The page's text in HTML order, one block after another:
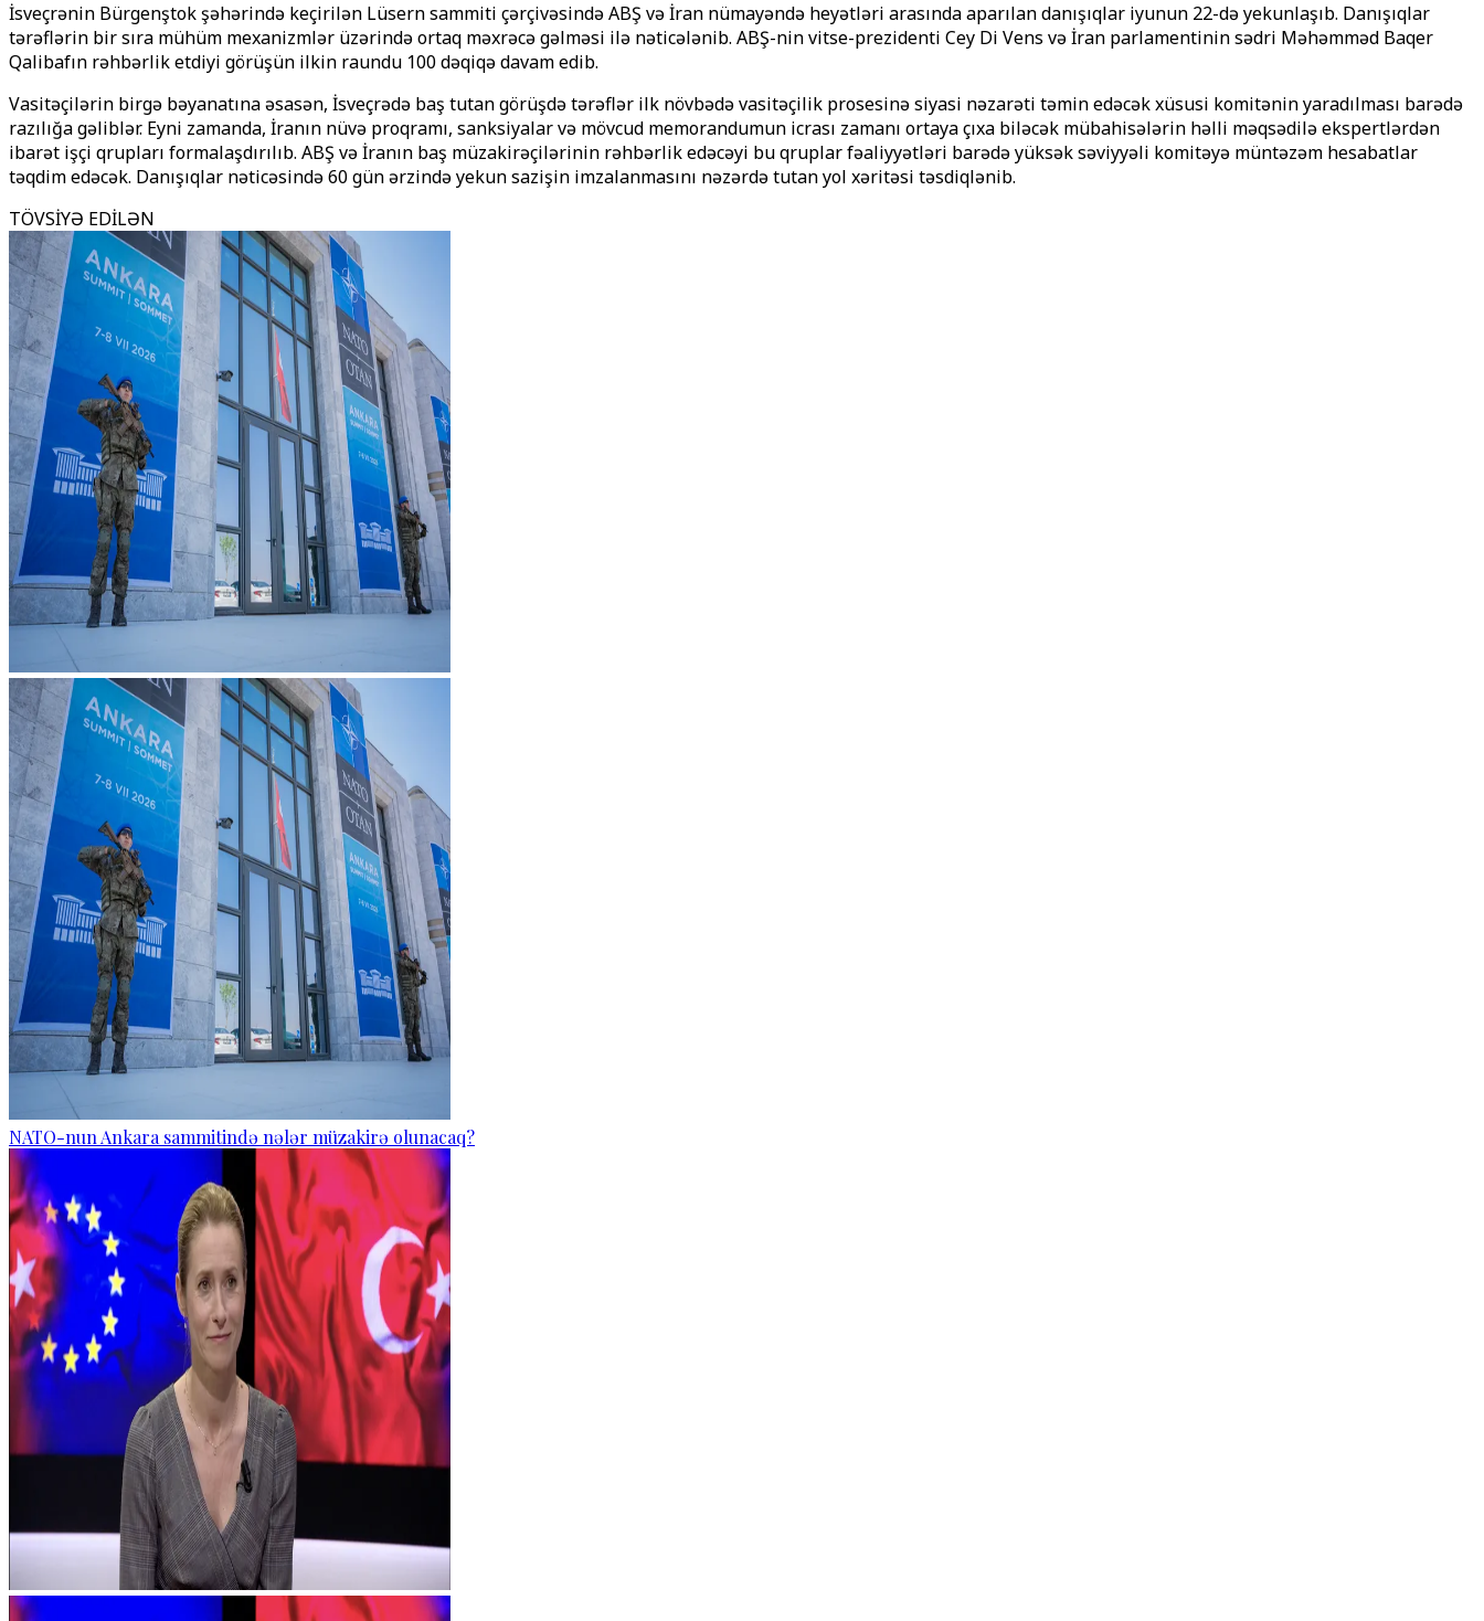
İsveçrənin Bürgenştok şəhərində keçirilən Lüsern sammiti çərçivəsində ABŞ və İran nümayəndə heyətləri arasında aparılan danışıqlar iyunun 22-də yekunlaşıb. Danışıqlar
tərəflərin bir sıra mühüm mexanizmlər üzərində ortaq məxrəcə gəlməsi ilə nəticələnib. ABŞ-nin vitse-prezidenti Cey Di Vens vəİran parlamentinin sədri Məhəmməd Baqer
Qalibafın rəhbərlik etdiyi görüşün ilkin raundu 100 dəqiqə davam edib.
Vasitəçilərin birgə bəyanatına əsasən, İsveçrədə baş tutan görüşdə tərəflər ilk növbədə vasitəçilik prosesinə siyasi nəzarəti təmin edəcək xüsusi komitənin yaradılması barədə
razılığa gəliblər. Eyni zamanda, İranın nüvə proqramı, sanksiyalar və mövcud memorandumun icrası zamanı ortaya çıxa biləcək mübahisələrin həlli məqsədilə ekspertlərdən
ibarət işçi qrupları formalaşdırılıb. ABŞ və İranın baş müzakirəçilərinin rəhbərlik edəcəyi bu qruplar fəaliyyətləri barədə yüksək səviyyəli komitəyə müntəzəm hesabatlar
təqdim edəcək. Danışıqlar nəticəsində 60 gün ərzində yekun sazişin imzalanmasını nəzərdə tutan yol xəritəsi təsdiqlənib.
TÖVSİYƏ EDİLƏN
NATO-nun Ankara sammitində nələr müzakirə olunacaq?